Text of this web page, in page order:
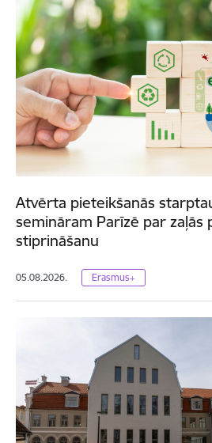
Atvērta pieteikšanās
semināram Parīzē par zaļās
stiprināšanu
05.08.2026. Erasmus+